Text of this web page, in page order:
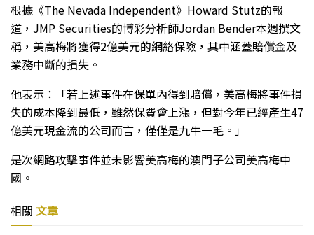
根據《The Nevada Independent》Howard Stutz的報
道，JMP Securities的博彩分析師Jordan Bender本週撰文
稱，美高梅將獲得2億美元的網絡保險，其中涵蓋賠償金及
業務中斷的損失。
他表示：「若上述事件在保單內得到賠償，美高梅將事件損
失的成本降到最低，雖然保費會上漲，但對今年已經產生47
億美元現金流的公司而言，僅僅是九牛一毛。」
是次網路攻擊事件並未影響美高梅的澳門子公司美高梅中
國。
相關 文章